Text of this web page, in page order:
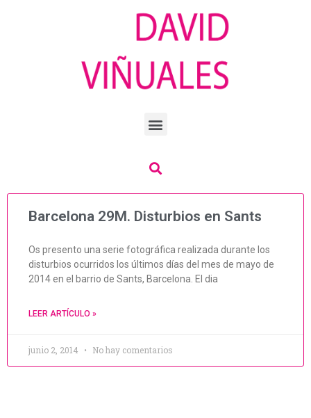
Barcelona 29M. Disturbios en Sants
Os presento una serie fotográfica realizada durante los
disturbios ocurridos los últimos días del mes de mayo de
2014 en el barrio de Sants, Barcelona. El dia
LEER ARTÍCULO »
junio 2, 2014 No hay comentarios